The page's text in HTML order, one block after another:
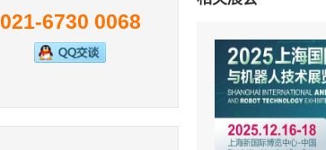
021-6730 0068